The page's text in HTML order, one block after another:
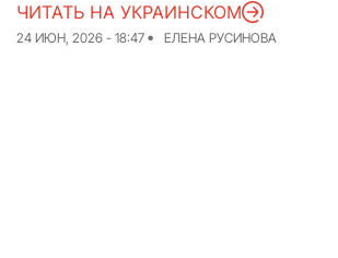
Команда
Авторы
24 ИЮН, 2026 - 18:47 ЕЛЕНА РУСИНОВА
ЧИТАТЬ НА УКРАИНСКОМ